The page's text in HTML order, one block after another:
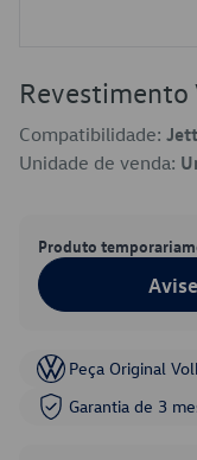
Revestimento
Compatibilidade:
Unidade de venda:
Produto
Peça Original
Garantia de 3